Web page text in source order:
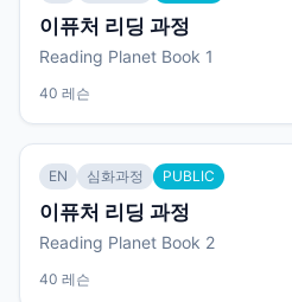
이퓨처 리딩 과정
Reading Planet Book 1
40 레슨
EN 심화과정 PUBLIC
이퓨처 리딩 과정
Reading Planet Book 2
40 레슨